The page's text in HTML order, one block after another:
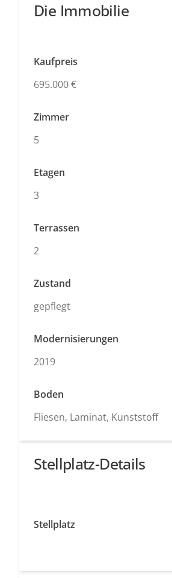
Die Immobilie
Kaufpreis
695.000 €
Zimmer
5
Etagen
3
Terrassen
2
Zustand
gepflegt
Modernisierungen
2019
Boden
Fliesen, Laminat, Kunststoff
Stellplatz-Details
Stellplatz